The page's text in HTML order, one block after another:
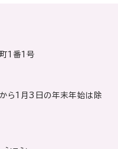
1番1号
ら1月3日の年末年始は除